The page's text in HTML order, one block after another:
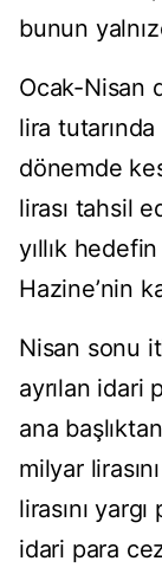
bunun
Ocak-Nisan
lira
dönemde
lirası tahsil
yıllık
Hazine’nin
Nisan sonu
ayrılan idari
ana
milyar
lirasını
idari para